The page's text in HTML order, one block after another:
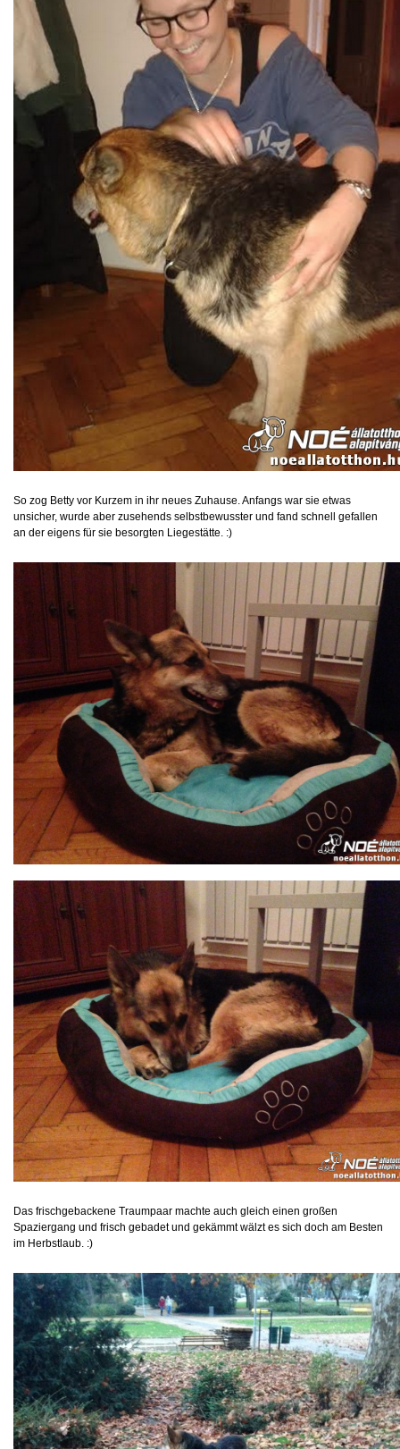
So zog Betty vor Kurzem in ihr neues Zuhause. Anfangs war sie etwas
unsicher, wurde aber zusehends selbstbewusster und fand schnell gefallen
an der eigens für sie besorgten Liegestätte. :)
Das frischgebackene Traumpaar machte auch gleich einen großen
Spaziergang und frisch gebadet und gekämmt wälzt es sich doch am Besten
im Herbstlaub. :)